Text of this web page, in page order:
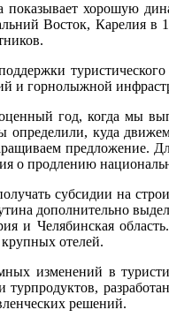
показывает хорошую
Восток, Карелия в
и горнолыжной
год, когда мы
определили, куда
предложение.
о продлению
субсидии на
дополнительно
и Челябинская
отелей.
изменений в
решений.